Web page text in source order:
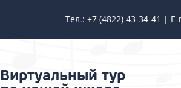
Тел.: +7 (4822) 43-34-41 |
Виртуальный тур